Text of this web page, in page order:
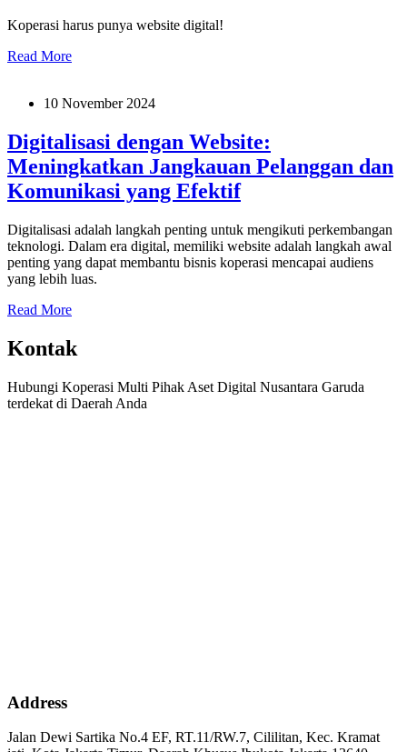
Koperasi harus punya website digital!
Read More
10 November 2024
Digitalisasi dengan Website:
Meningkatkan Jangkauan Pelanggan dan
Komunikasi yang Efektif
Digitalisasi adalah langkah penting untuk mengikuti perkembangan
teknologi. Dalam era digital, memiliki website adalah langkah awal
penting yang dapat membantu bisnis koperasi mencapai audiens
yang lebih luas.
Read More
Kontak
Hubungi Koperasi Multi Pihak Aset Digital Nusantara Garuda
terdekat di Daerah Anda
Address
Jalan Dewi Sartika No.4 EF, RT.11/RW.7, Cililitan, Kec. Kramat